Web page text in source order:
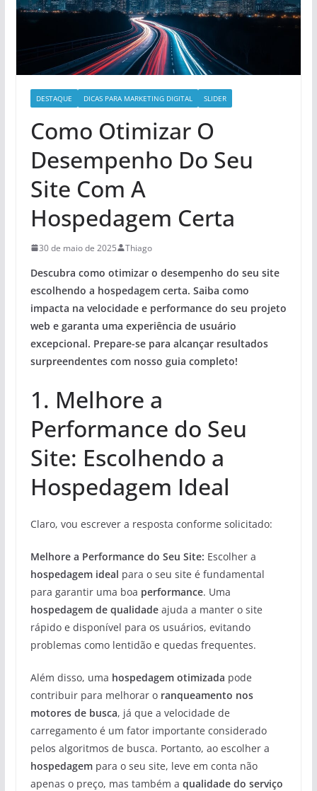
DESTAQUE DICAS PARA MARKETING DIGITAL SLIDER
Como Otimizar O
Desempenho Do Seu
Site Com A
Hospedagem Certa
30 de maio de 2025 Thiago
Descubra como otimizar o desempenho do seu site
escolhendo a hospedagem certa. Saiba como
impacta na velocidadee performancedo seu projeto
web e garanta uma experiência de usuário
excepcional. Prepare-se para alcançar resultados
surpreendentes com nosso guia completo!
1. Melhore a
Performance do Seu
Site: Escolhendo a
Hospedagem Ideal
Claro, vou escrever a resposta conforme solicitado:
Melhore a Performance do Seu Site: Escolher a
hospedagem ideal para o seu site é fundamental
para garantir uma boa performance. Uma
hospedagem de qualidadeajuda a manter o site
rápido e disponível para os usuários, evitando
problemas como lentidão e quedas frequentes.
Além disso, uma hospedagem otimizada pode
contribuir para melhorar o ranqueamento nos
motores de busca, já que a velocidade de
carregamento é um fator importante considerado
pelos algoritmos de busca. Portanto, ao escolher a
hospedagempara o seu site, leve em conta não
apenas o preço, mas também a qualidade do serviço